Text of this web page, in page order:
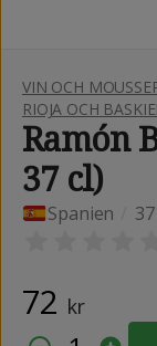
VIN OCH
RIOJA OCH
Ramón
37 cl)
Spanien
72 kr